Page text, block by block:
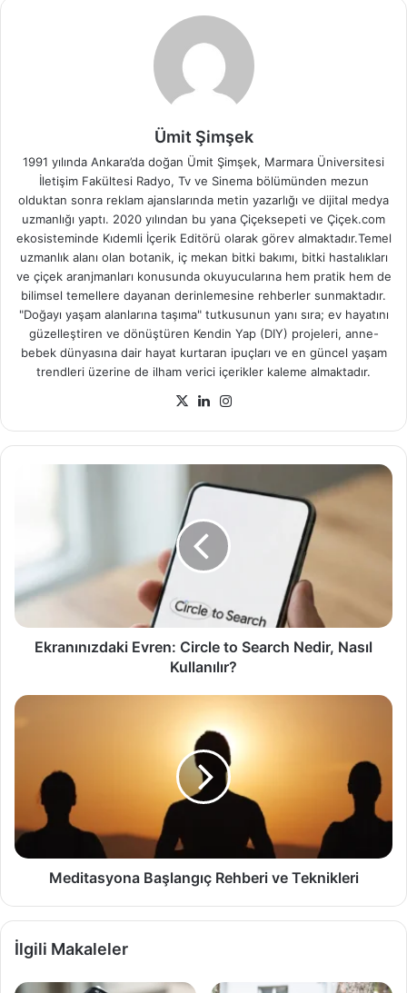
Ümit Şimşek
1991 yılında Ankara’da doğan Ümit Şimşek, Marmara Üniversitesi
İletişim Fakültesi Radyo, Tv ve Sinema bölümünden mezun
olduktan sonra reklam ajanslarında metin yazarlığı ve dijital medya
uzmanlığı yaptı. 2020 yılından bu yana Çiçeksepeti ve Çiçek.com
ekosisteminde Kıdemli İçerik Editörü olarak görev almaktadır.Temel
uzmanlık alanı olan botanik, iç mekan bitki bakımı, bitki hastalıkları
ve çiçek aranjmanları konusunda okuyucularına hem pratik hem de
bilimsel temellere dayanan derinlemesine rehberler sunmaktadır.
"Doğayı yaşam alanlarına taşıma" tutkusunun yanı sıra; ev hayatını
güzelleştiren ve dönüştüren Kendin Yap (DIY) projeleri, anne-
bebek dünyasına dair hayat kurtaran ipuçları ve en güncel yaşam
trendleri üzerine de ilham verici içerikler kaleme almaktadır.
X LinkedIn
Nasıl
Kullanılır?
Ekranınızdaki Evren: Circle to Search Nedir, Nasıl
Kullanılır?
Meditasyona
Teknikleri
Meditasyona Başlangıç Rehberi ve Teknikleri
İlgili Makaleler